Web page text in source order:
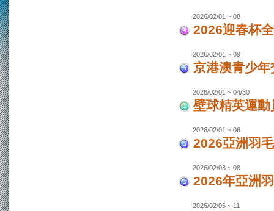
2026/02/01 ~ 08
2026迎春杯
2026/02/01 ~ 09
京港澳青少
2026/02/01 ~ 04/30
壁球精英運
2026/02/01 ~ 06
2026亞洲羽
2026/02/03 ~ 08
2026年亞洲
2026/02/05 ~ 11